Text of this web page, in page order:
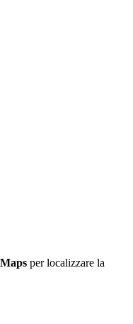
per localizzare la